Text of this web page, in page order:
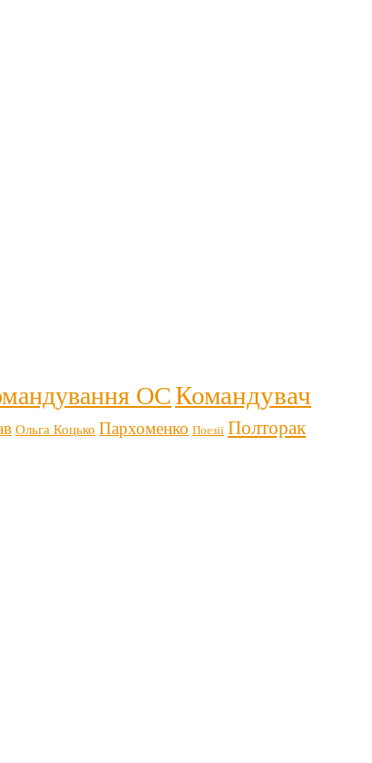
ОСКомандувач
Ольга Коцько Пархоменко Поезії Полторак